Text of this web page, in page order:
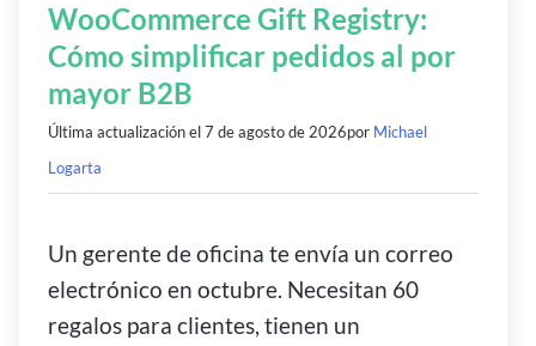
WooCommerce Gift Registry:
Cómo simplificar pedidos al por
mayor B2B
Última actualización el7 de agosto de 2026por Michael
Logarta
Un gerente de oficina te envía un correo
electrónico en octubre. Necesitan 60
regalos para clientes, tienen un